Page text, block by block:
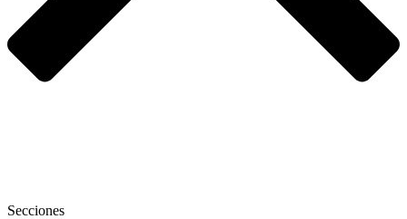
Secciones